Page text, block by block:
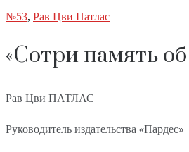
№53, Рав Цви Патлас
«Сотри память
Рав Цви ПАТЛАС
Руководитель издательства «Пардес»